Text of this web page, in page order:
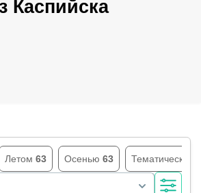
Каспийска
Летом 63 Осенью 63 Тематические